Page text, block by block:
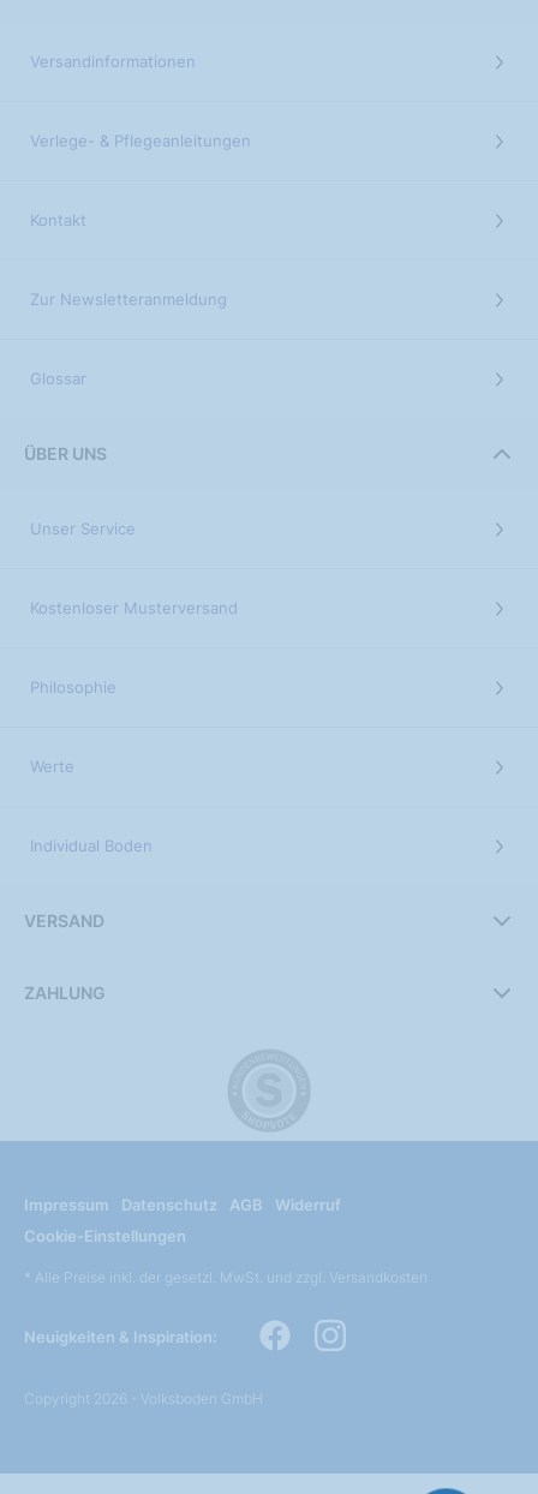
Versandinformationen
Verlege- & Pflegeanleitungen
Kontakt
Zur Newsletteranmeldung
Glossar
ÜBER UNS
Unser Service
Kostenloser Musterversand
Philosophie
Werte
Individual Boden
VERSAND
ZAHLUNG
Impressum Datenschutz AGB
Widerruf
Cookie-Einstellungen
* Alle Preise inkl. der gesetzl. MwSt. und zzgl. Versandkosten
Neuigkeiten & Inspiration:
Copyright 2026 - Volksboden GmbH